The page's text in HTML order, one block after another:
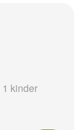
kinder